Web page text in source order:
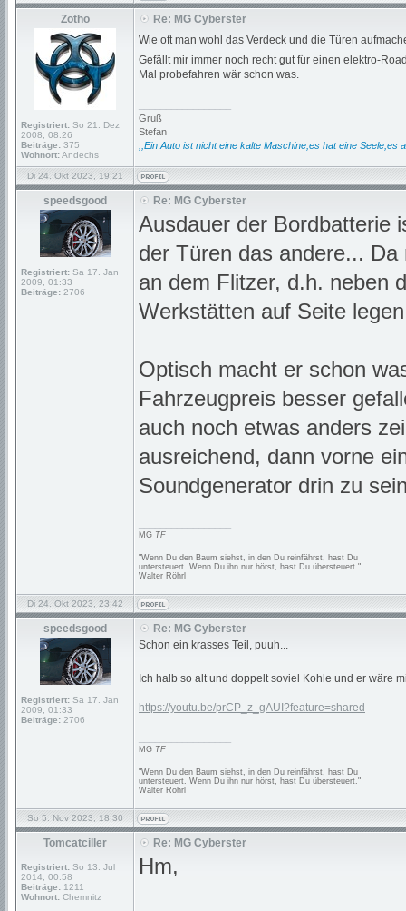
Zotho
Registriert: So 21. Dez
2008, 08:26
Beiträge: 375
Wohnort:Andechs
Re: MG Cyberster
Wie oft man wohl das Verdeck und die Türen
Gefällt mir immer noch recht gut für einen elektro-
Mal probefahren wär schon was.
Gruß
Stefan
,,Ein Auto ist nicht eine kalte Maschine;es hat eine Seele,es
Di 24. Okt 2023, 19:21
speedsgood
Registriert: Sa 17. Jan
2009, 01:33
Beiträge: 2706
Re: MG Cyberster
Ausdauer der Bordbatterie
der Türen das andere...
an dem Flitzer, d.h. neben
Werkstätten auf Seite
Optisch macht er schon
Fahrzeugpreis besser
auch noch etwas anders
ausreichend, dann vorne
Soundgenerator drin zu
MG TF
"Wenn Du den Baum siehst, in den Du reinfährst, hast Du
untersteuert. Wenn Du ihn nur hörst, hast Du übersteuert."
Walter Röhrl
Di 24. Okt 2023, 23:42
speedsgood
Registriert: Sa 17. Jan
2009, 01:33
Beiträge: 2706
Re: MG Cyberster
Schon ein krasses Teil, puuh...
Ich halb so alt und doppelt soviel Kohle und er wäre
https://youtu.be/prCP_z_gAUI?feature=shared
MG TF
"Wenn Du den Baum siehst, in den Du reinfährst, hast Du
untersteuert. Wenn Du ihn nur hörst, hast Du übersteuert."
Walter Röhrl
So 5. Nov 2023, 18:30
Tomcatciller
Registriert: So 13. Jul
2014, 00:58
Beiträge: 1211
Wohnort: Chemnitz
Re: MG Cyberster
Hm,